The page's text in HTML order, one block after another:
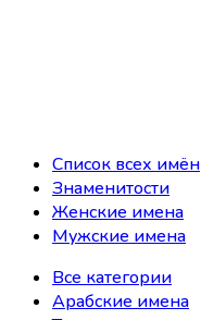
Список всех имён
Знаменитости
Женские имена
Мужские имена
Все категории
Арабские имена